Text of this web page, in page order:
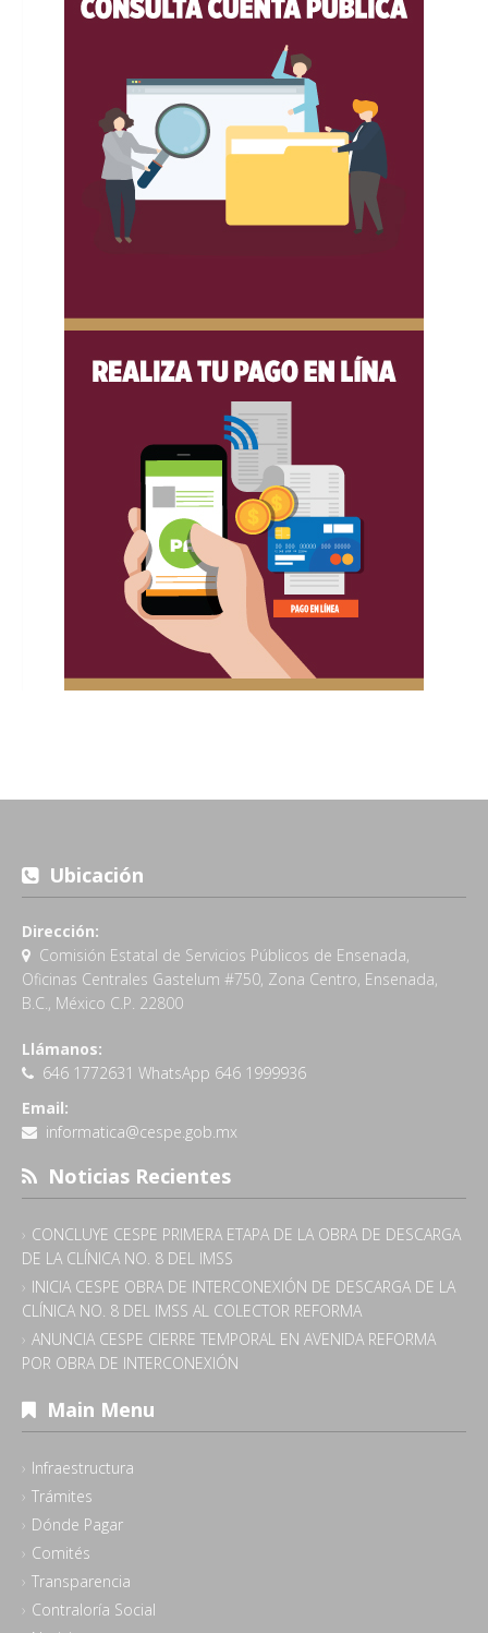
Ubicación
Dirección:
Comisión Estatal de Servicios Públicos de Ensenada,
Oficinas Centrales Gastelum #750, Zona Centro, Ensenada,
B.C., México C.P. 22800
Llámanos:
646 1772631 WhatsApp 646 1999936
Email:
informatica@cespe.gob.mx
Noticias Recientes
CONCLUYE CESPE PRIMERA ETAPA DE LA OBRA DE DESCARGA
DE LA CLÍNICA NO. 8 DEL IMSS
INICIA CESPE OBRA DE INTERCONEXIÓN DE DESCARGA DE LA
CLÍNICA NO. 8 DEL IMSS AL COLECTOR REFORMA
ANUNCIA CESPE CIERRE TEMPORAL EN AVENIDA REFORMA
POR OBRA DE INTERCONEXIÓN
Main Menu
Infraestructura
Trámites
Dónde Pagar
Comités
Transparencia
Contraloría Social